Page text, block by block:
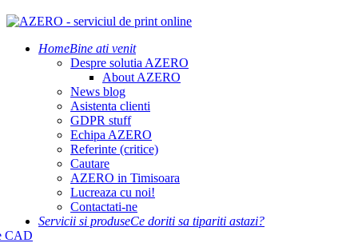
HomeBine ati venit
Despre solutia AZERO
About AZERO
News blog
Asistenta clienti
GDPR stuff
Echipa AZERO
Referinte (critice)
Cautare
AZERO in Timisoara
Lucreaza cu noi!
Contactati-ne
Servicii si produseCe doriti sa tipariti astazi?
CAD